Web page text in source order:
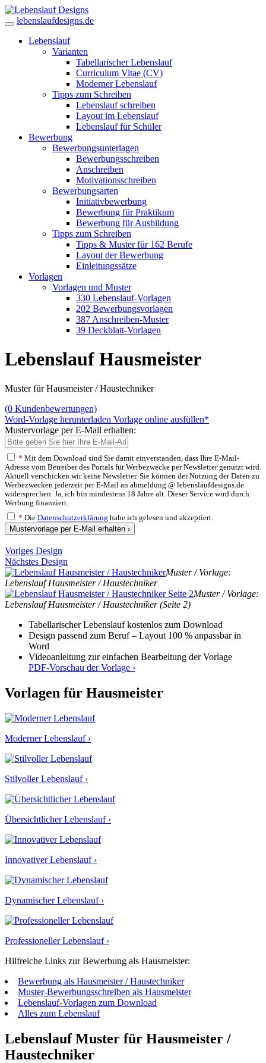
lebenslaufdesigns.de
Lebenslauf
Varianten
Tabellarischer Lebenslauf
Curriculum Vitae (CV)
Moderner Lebenslauf
Tipps zum Schreiben
Lebenslauf schreiben
Layout im Lebenslauf
Lebenslauf für Schüler
Bewerbung
Bewerbungsunterlagen
Bewerbungsschreiben
Anschreiben
Motivationsschreiben
Bewerbungsarten
Initiativbewerbung
Bewerbung für Praktikum
Bewerbung für Ausbildung
Tipps zum Schreiben
Tipps & Muster für 162 Berufe
Layout der Bewerbung
Einleitungssätze
Vorlagen
Vorlagen und Muster
330 Lebenslauf-Vorlagen
202 Bewerbungsvorlagen
387 Anschreiben-Muster
39 Deckblatt-Vorlagen
Lebenslauf Hausmeister
Muster für Hausmeister / Haustechniker
(0 Kundenbewertungen)
Word-Vorlage herunterladen Vorlage online ausfüllen*
Mustervorlage per E-Mail erhalten:
* Mit dem Download sind Sie damit einverstanden, dass Ihre E-Mail-
Adresse vom Betreiber des Portals für Werbezwecke per Newsletter genutzt wird.
Aktuell verschicken wir keine Newsletter. Sie können der Nutzung der Daten zu
Werbezwecken jederzeit per E-Mail an abmeldung @ lebenslaufdesigns.de
widersprechen. Ja, ich bin mindestens 18 Jahre alt. Dieser Service wird durch
Werbung finanziert.
* Die Datenschutzerklärung habe ich gelesen und akzeptiert.
Mustervorlage per E-Mail erhalten ›
Voriges Design
Nächstes Design
Muster / Vorlage:
Lebenslauf Hausmeister / Haustechniker
Muster / Vorlage:
Lebenslauf Hausmeister / Haustechniker (Seite 2)
Tabellarischer Lebenslauf kostenlos zum Download
Design passend zum Beruf – Layout 100 % anpassbar in
Word
Videoanleitung zur einfachen Bearbeitung der Vorlage
PDF-Vorschau der Vorlage ›
Vorlagen für Hausmeister
Moderner Lebenslauf ›
Stilvoller Lebenslauf ›
Übersichtlicher Lebenslauf ›
Innovativer Lebenslauf ›
Dynamischer Lebenslauf ›
Professioneller Lebenslauf ›
Hilfreiche Links zur Bewerbung als Hausmeister:
Bewerbung als Hausmeister / Haustechniker
Muster-Bewerbungsschreiben als Hausmeister
Lebenslauf-Vorlagen zum Download
Alles zum Lebenslauf
Lebenslauf Muster für Hausmeister /
Haustechniker